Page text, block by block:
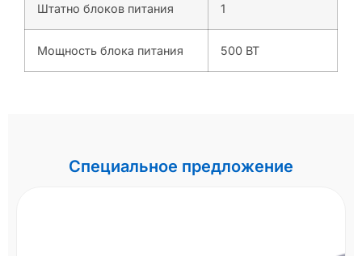
Штатно блоков питания 1
Мощность блока питания 500 ВТ
Специальное предложение